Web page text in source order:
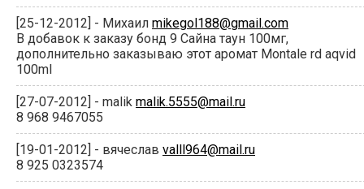
[25-12-2012] - Михаил mikegol188@gmail.com
В добавок к заказу бонд 9 Сайна таун 100мг,
дополнительно заказываю этот аромат Montale rd aqvid
100ml
[27-07-2012] - malik malik.5555@mail.ru
8 968 9467055
[19-01-2012] - вячеслав valll964@mail.ru
8 925 0323574